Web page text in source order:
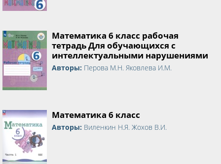
Математика 6 класс рабочая
тетрадь Для обучающихся с
интеллектуальными нарушениями
Авторы: Перова М.Н. Яковлева И.М.
Математика 6 класс
Авторы: Виленкин Н.Я. Жохов В.И.